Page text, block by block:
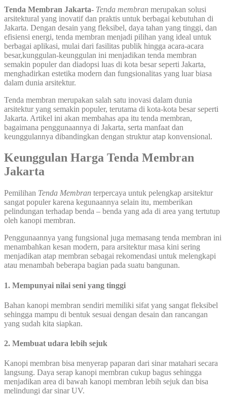
Tenda Membran Jakarta- Tenda membran merupakan solusi
arsitektural yang inovatif dan praktis untuk berbagai kebutuhan di
Jakarta. Dengan desain yang fleksibel, daya tahan yang tinggi, dan
efisiensi energi, tenda membran menjadi pilihan yang ideal untuk
berbagai aplikasi, mulai dari fasilitas publik hingga acara-acara
besar,kunggulan-keunggulan ini menjadikan tenda membran
semakin populer dan diadopsi luas di kota besar seperti Jakarta,
menghadirkan estetika modern dan fungsionalitas yang luar biasa
dalam dunia arsitektur.
Tenda membran merupakan salah satu inovasi dalam dunia
arsitektur yang semakin populer, terutama di kota-kota besar seperti
Jakarta. Artikel ini akan membahas apa itu tenda membran,
bagaimana penggunaannya di Jakarta, serta manfaat dan
keunggulannya dibandingkan dengan struktur atap konvensional.
Keunggulan Harga Tenda Membran
Jakarta
Pemilihan Tenda Membran terpercaya untuk pelengkap arsitektur
sangat populer karena kegunaannya selain itu, memberikan
pelindungan terhadap benda – benda yang ada di area yang tertutup
oleh kanopi membran.
Penggunaannya yang fungsional juga memasang tenda membran ini
menambahkan kesan modern, para arsitektur masa kini sering
menjadikan atap membran sebagai rekomendasi untuk melengkapi
atau menambah beberapa bagian pada suatu bangunan.
1. Mempunyai nilai seni yang tinggi
Bahan kanopi membran sendiri memiliki sifat yang sangat fleksibel
sehingga mampu di bentuk sesuai dengan desain dan rancangan
yang sudah kita siapkan.
2. Membuat udara lebih sejuk
Kanopi membran bisa menyerap paparan dari sinar matahari secara
langsung. Daya serap kanopi membran cukup bagus sehingga
menjadikan area di bawah kanopi membran lebih sejuk dan bisa
melindungi dar sinar UV.